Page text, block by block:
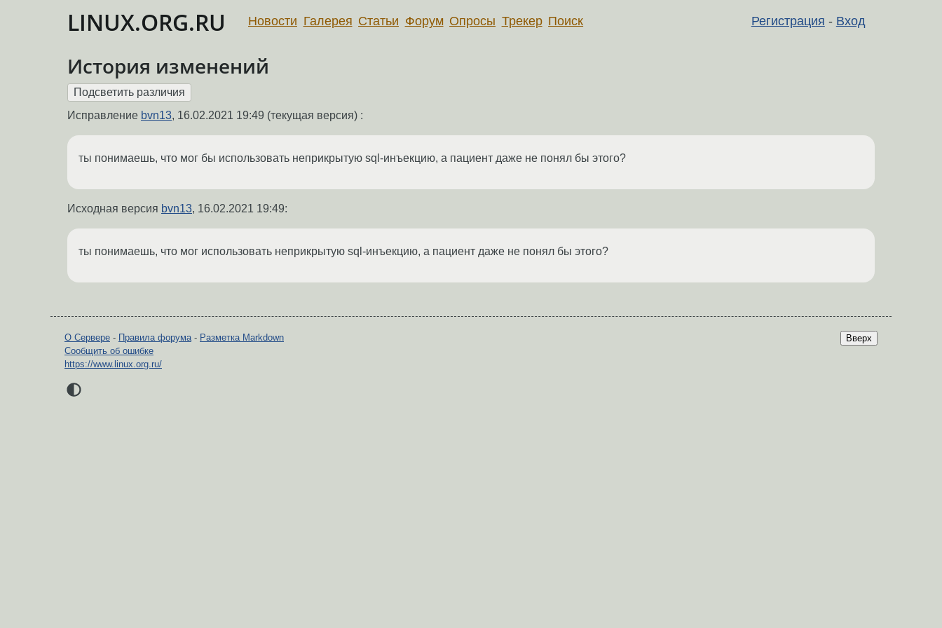
LINUX.ORG.RU Регистрация - Вход
Новости Галерея Статьи Форум Опросы Трекер Поиск
История изменений
Исправление bvn13, 16.02.2021 19:49 (текущая версия) :
ты понимаешь, что мог бы использовать неприкрытую sql-инъекцию, а пациент даже не понял бы этого?
Исходная версия bvn13, 16.02.2021 19:49:
ты понимаешь, что мог использовать неприкрытую sql-инъекцию, а пациент даже не понял бы этого?
Вверх
О Сервере - Правила форума- Разметка Markdown
Сообщить об ошибке
https://www.linux.org.ru/